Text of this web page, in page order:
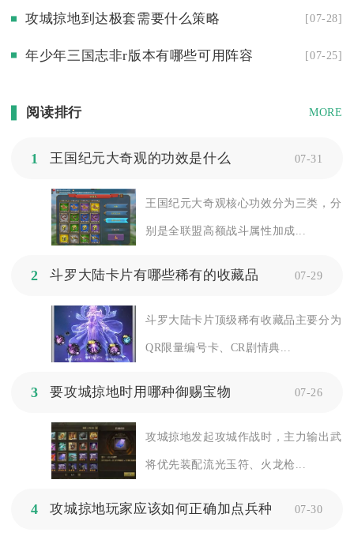
攻城掠地到达极套需要什么策略 [07-28]
年少年三国志非r版本有哪些可用阵容 [07-25]
阅读排行 MORE
1 王国纪元大奇观的功效是什么 07-31
王国纪元大奇观核心功效分为三类，分
别是全联盟高额战斗属性加成...
2 斗罗大陆卡片有哪些稀有的收藏品 07-29
斗罗大陆卡片顶级稀有收藏品主要分为
QR限量编号卡、CR剧情典...
3 要攻城掠地时用哪种御赐宝物 07-26
攻城掠地发起攻城作战时，主力输出武
将优先装配流光玉符、火龙枪...
4 攻城掠地玩家应该如何正确加点兵种 07-30